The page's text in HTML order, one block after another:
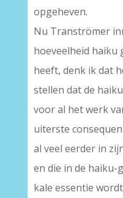
opgeheven.
Nu Tranströmer
hoeveelheid haiku
heeft, denk ik dat
stellen dat de
voor al het werk
uiterste
al veel eerder in
en die in de haiku-
kale essentie